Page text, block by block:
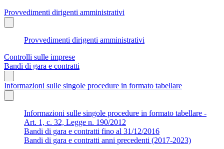
Provvedimenti dirigenti amministrativi
Provvedimenti dirigenti amministrativi
Controlli sulle imprese
Bandi di gara e contratti
Informazioni sulle singole procedure in formato tabellare
Informazioni sulle singole procedure in formato tabellare -
Art. 1, c. 32, Legge n. 190/2012
Bandi di gara e contratti fino al 31/12/2016
Bandi di gara e contratti anni precedenti (2017-2023)